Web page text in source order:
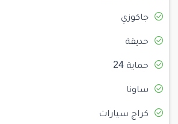
جاكوزي
حديقة
حماية 24
ساونا
كراج سيارات